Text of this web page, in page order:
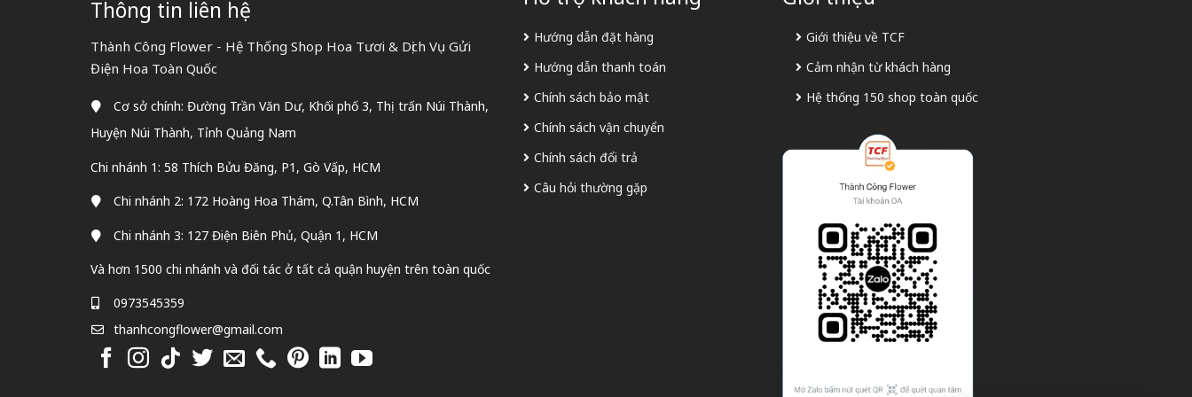
Thông tin liên hệ
Thành Công Flower - Hệ Thống Shop Hoa Tươi & Dịch Vụ Gửi
Điện Hoa Toàn Quốc
Cơ sở chính: Đường Trần Văn Dư, Khối phố 3, Thị trấn Núi Thành,
Huyện Núi Thành, Tỉnh Quảng Nam
Chi nhánh 1: 58 Thích Bửu Đăng, P1, Gò Vấp, HCM
Chi nhánh 2: 172 Hoàng Hoa Thám, Q.Tân Bình, HCM
Chi nhánh 3: 127 Điện Biên Phủ, Quận 1, HCM
Và hơn 1500 chi nhánh và đối tác ở tất cả quận huyện trên toàn quốc
0973545359
thanhcongflower@gmail.com
Hướng dẫn đặt hàng
Hướng dẫn thanh toán
Chính sách bảo mật
Chính sách vận chuyển
Chính sách đổi trả
Câu hỏi thường gặp
Giới thiệu về TCF
Cảm nhận từ khách hàng
Hệ thống 150 shop toàn quốc